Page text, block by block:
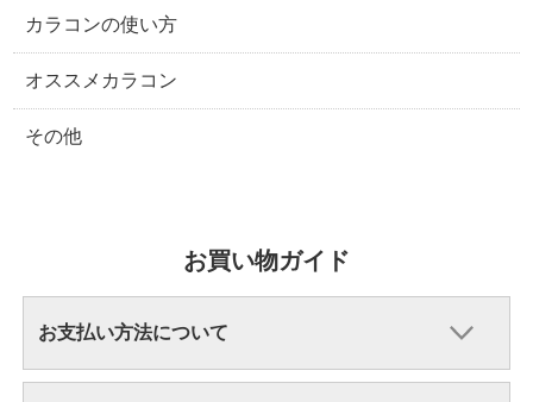
カラコンの使い方
オススメカラコン
その他
お買い物ガイド
お支払い方法について